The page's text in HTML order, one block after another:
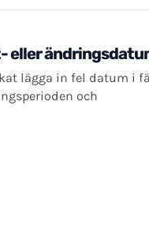
eller
lägga in fel datum i
och